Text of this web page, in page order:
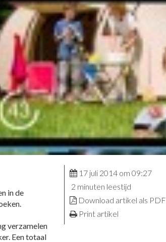
in de
verzamelen
Een totaal
17 juli 2014 om 09:27
2 minuten leestijd
Download artikel als PDF
Print artikel